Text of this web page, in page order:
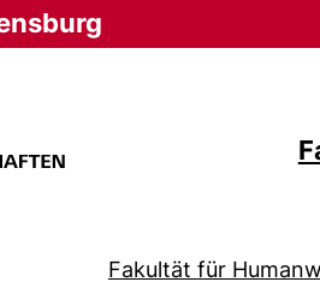
Fakultät für